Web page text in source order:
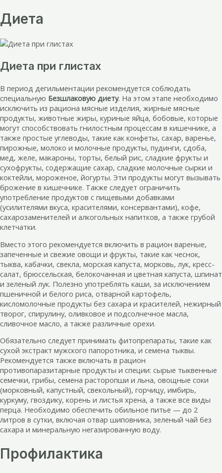
Диета
Диета при глистах
В период дегильментации рекомендуется соблюдать
специальную Безшлаковую диету. На этом этапе необходимо
исключить из рациона мясные изделия, жирные мясные
продукты, животные жиры, куриные яйца, бобовые, которые
могут способствовать гнилостным процессам в кишечнике, а
также простые углеводы, такие как конфеты, сахар, варенье,
пирожные, молоко и молочные продукты, пудинги, сдоба,
мед, желе, макароны, торты, белый рис, сладкие фрукты и
сухофрукты, содержащие сахар, сладкие молочные сырки и
коктейли, мороженое, йогурты. Эти продукты могут вызывать
брожение в кишечнике. Также следует ограничить
употребление продуктов с пищевыми добавками
(усилителями вкуса, красителями, консервантами), кофе,
сахарозаменителей и алкогольных напитков, а также грубой
клетчатки.
Вместо этого рекомендуется включить в рацион вареные,
запеченные и свежие овощи и фрукты, такие как чеснок,
тыква, кабачки, свекла, морская капуста, морковь, лук, кресс-
салат, брюссельская, белокочанная и цветная капуста, шпинат
и зеленый лук. Полезно употреблять каши, за исключением
пшеничной и белого риса, отварной картофель,
кисломолочные продукты без сахара и красителей, нежирный
творог, спирулину, оливковое и подсолнечное масла,
сливочное масло, а также различные орехи.
Обязательно следует принимать фитопрепараты, такие как
сухой экстракт мужского папоротника, и семена тыквы.
Рекомендуется также включать в рацион
противопаразитарные продукты и специи: сырые тыквенные
семечки, грибы, семена расторопши и льна, овощные соки
(морковный, капустный, свекольный), горчицу, имбирь,
куркуму, гвоздику, корень и листья хрена, а также все виды
перца. Необходимо обеспечить обильное питье — до 2
литров в сутки, включая отвар шиповника, зеленый чай без
сахара и минеральную негазированную воду.
Профилактика